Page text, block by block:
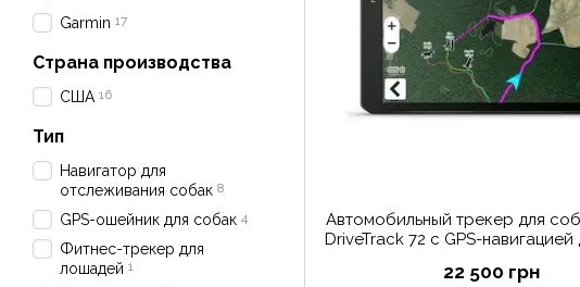
Автомобильный трекер для
DriveTrack 72 с GPS-
22 500 грн
Garmin 17
Страна производства
США 16
Тип
Навигатор для
отслеживания собак 8
GPS-ошейник для собак 4
Фитнес-трекер для
лошадей 1